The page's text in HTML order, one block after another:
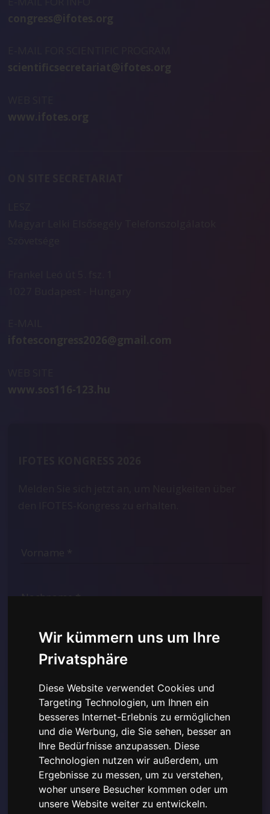
Wir kümmern uns um Ihre
Privatsphäre
Diese Website verwendet Cookies und
Targeting Technologien, um Ihnen ein
besseres Internet-Erlebnis zu ermöglichen
und die Werbung, die Sie sehen, besser an
Ihre Bedürfnisse anzupassen. Diese
Technologien nutzen wir außerdem, um
Ergebnisse zu messen, um zu verstehen,
woher unsere Besucher kommen oder um
unsere Website weiter zu entwickeln.
scientificsecretariat@ifotes.org
ifotescongress2026@gmail.com
www.sos116-123.hu
Ich habe dieDatenschutzerklärung hier gelesen und
verstandenund stimme der Verwendung der
bereitgestellten personenbezogenen Daten zu.